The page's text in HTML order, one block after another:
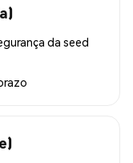
da seed